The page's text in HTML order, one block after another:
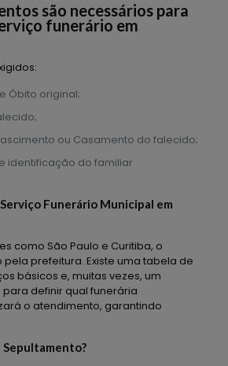
são necessários para
funerário em
Óbito original;
ou Casamento do falecido;
identificação do familiar
Funerário Municipal em
como São Paulo e Curitiba, o
prefeitura. Existe uma tabela de
básicos e, muitas vezes, um
definir qual funerária
o atendimento, garantindo
Sepultamento?